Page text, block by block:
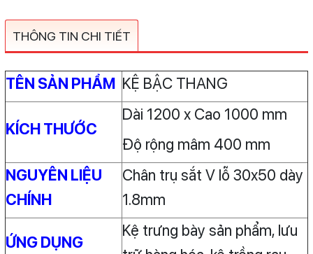
THÔNG TIN CHI TIẾT
TÊN SẢN PHẨM KỆ BẬC THANG
KÍCH THƯỚC
Dài 1200 x Cao 1000 mm
Độ rộng mâm 400 mm
NGUYÊN LIỆU
CHÍNH
Chân trụ sắt V lỗ 30x50 dày
1.8mm
ỨNG DỤNG
Kệ trưng bày sản phẩm, lưu